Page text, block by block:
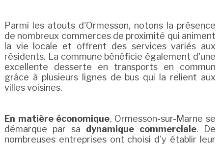
Parmi les atouts d'Ormesson, notons la présence
de nombreux commerces de proximité qui animent
la vie locale et offrent des services variés aux
résidents. La commune bénéficie également d'une
excellente desserte en transports en commun
grâce à plusieurs lignes de bus qui la relient aux
villes voisines.
En matière économique, Ormesson-sur-Marne se
démarque par sa dynamique commerciale. De
nombreuses entreprises ont choisi d'y établir leur